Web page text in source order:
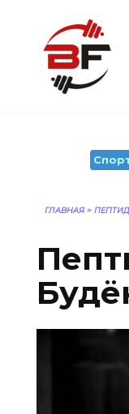
содержанию
ГЛАВНАЯ >